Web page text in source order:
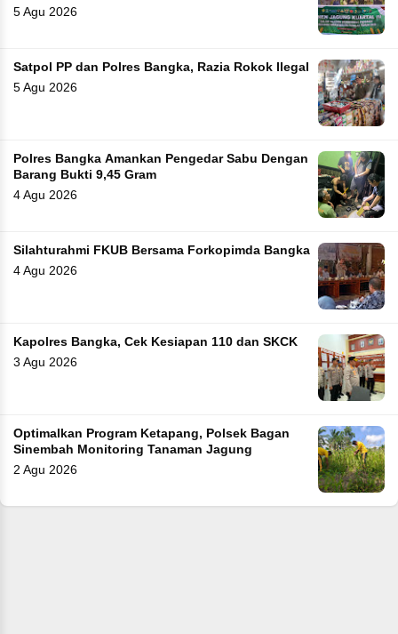
5 Agu 2026
Satpol PP dan Polres Bangka, Razia Rokok Ilegal
5 Agu 2026
Polres Bangka Amankan Pengedar Sabu Dengan
Barang Bukti 9,45 Gram
4 Agu 2026
Silahturahmi FKUB Bersama Forkopimda Bangka
4 Agu 2026
Kapolres Bangka, Cek Kesiapan 110 dan SKCK
3 Agu 2026
Optimalkan Program Ketapang, Polsek Bagan
Sinembah Monitoring Tanaman Jagung
2 Agu 2026